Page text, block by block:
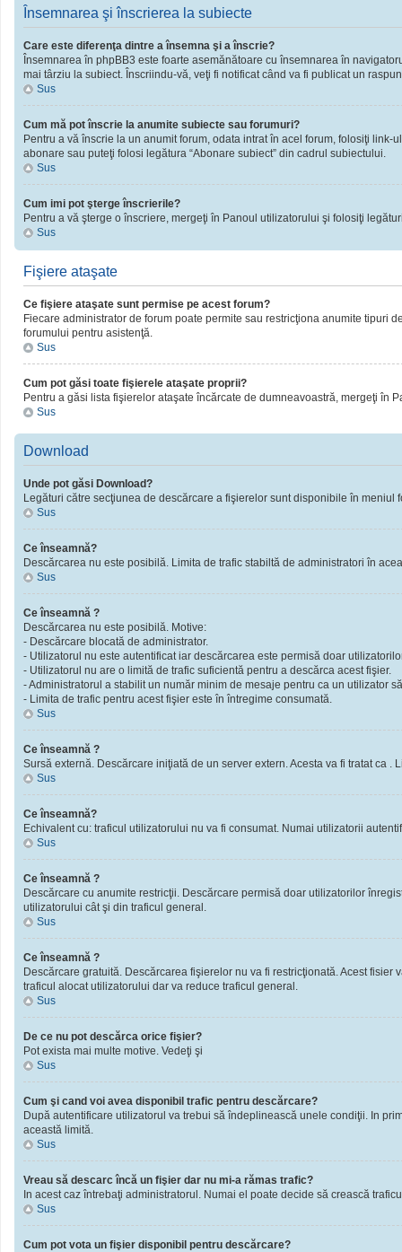
Însemnarea şi înscrierea la subiecte
Care este diferenţa dintre a însemna şi a înscrie?
Însemnarea în phpBB3 este foarte asemănătoare cu însemnarea în
mai târziu la subiect. Înscriindu-vă, veţi fi notificat când va fi publicat un
Sus
Cum mă pot înscrie la anumite subiecte sau forumuri?
Pentru a vă înscrie la un anumit forum, odata intrat în acel forum, folosiţi
abonare sau puteţi folosi legătura “Abonare subiect” din cadrul subiectului.
Sus
Cum imi pot şterge înscrierile?
Pentru a vă şterge o înscriere, mergeţi în Panoul utilizatorului şi folosiţi
Sus
Fişiere ataşate
Ce fişiere ataşate sunt permise pe acest forum?
Fiecare administrator de forum poate permite sau restricţiona anumite tipuri
forumului pentru asistenţă.
Sus
Cum pot găsi toate fişierele ataşate proprii?
Pentru a găsi lista fişierelor ataşate încărcate de dumneavoastră, mergeţi în
Sus
Download
Unde pot găsi Download?
Legături către secţiunea de descărcare a fişierelor sunt disponibile în meniul
Sus
Ce înseamnă?
Descărcarea nu este posibilă. Limita de trafic stabiltă de administratori în
Sus
Ce înseamnă ?
Descărcarea nu este posibilă. Motive:
- Descărcare blocată de administrator.
- Utilizatorul nu este autentificat iar descărcarea este permisă doar
- Utilizatorul nu are o limită de trafic suficientă pentru a descărca acest fişier.
- Administratorul a stabilit un număr minim de mesaje pentru ca un utilizator
- Limita de trafic pentru acest fişier este în întregime consumată.
Sus
Ce înseamnă ?
Sursă externă. Descărcare iniţiată de un server extern. Acesta va fi tratat ca
Sus
Ce înseamnă?
Echivalent cu: traficul utilizatorului nu va fi consumat. Numai utilizatorii
Sus
Ce înseamnă ?
Descărcare cu anumite restricţii. Descărcare permisă doar utilizatorilor
utilizatorului cât şi din traficul general.
Sus
Ce înseamnă ?
Descărcare gratuită. Descărcarea fişierelor nu va fi restricţionată. Acest
traficul alocat utilizatorului dar va reduce traficul general.
Sus
De ce nu pot descărca orice fişier?
Pot exista mai multe motive. Vedeţi şi
Sus
Cum şi cand voi avea disponibil trafic pentru descărcare?
După autentificare utilizatorul va trebui să îndeplinească unele condiţii. In
această limită.
Sus
Vreau să descarc încă un fişier dar nu mi-a rămas trafic?
In acest caz întrebaţi administratorul. Numai el poate decide să crească
Sus
Cum pot vota un fişier disponibil pentru descărcare?